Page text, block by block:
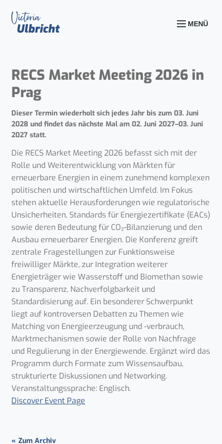
MENÜ
RECS Market Meeting 2026 in
Prag
Dieser Termin wiederholt sich jedes Jahr bis zum 03. Juni
2028 und findet das nächste Mal am 02. Juni 2027–03. Juni
2027statt.
Die RECS Market Meeting 2026 befasst sich mit der
Rolle und Weiterentwicklung von Märkten für
erneuerbare Energien in einem zunehmend komplexen
politischen und wirtschaftlichen Umfeld. Im Fokus
stehen aktuelle Herausforderungen wie regulatorische
Unsicherheiten, Standards für Energiezertifikate (EACs)
sowie deren Bedeutung für CO₂-Bilanzierung und den
Ausbau erneuerbarer Energien. Die Konferenz greift
zentrale Fragestellungen zur Funktionsweise
freiwilliger Märkte, zur Integration weiterer
Energieträger wie Wasserstoff und Biomethan sowie
zu Transparenz, Nachverfolgbarkeit und
Standardisierung auf. Ein besonderer Schwerpunkt
liegt auf kontroversen Debatten zu Themen wie
Matching von Energieerzeugung und -verbrauch,
Marktmechanismen sowie der Rolle von Nachfrage
und Regulierung in der Energiewende. Ergänzt wird das
Programm durch Formate zum Wissensaufbau,
strukturierte Diskussionen und Networking.
Veranstaltungssprache: Englisch.
Discover Event Page
Zum Archiv